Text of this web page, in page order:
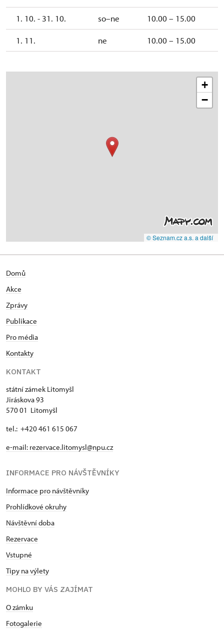
1. 10. - 31. 10. so–ne 10.00 – 15.00
1. 11. ne 10.00 – 15.00
+
−
© Seznam.cz a.s. a další
Domů
Akce
Zprávy
Publikace
Pro média
Kontakty
KONTAKT
státní zámek Litomyšl
Jiráskova 93
570 01 Litomyšl
tel.: +420 461 615 067
e-mail: rezervace.litomysl@npu.cz
INFORMACE PRO NÁVŠTĚVNÍKY
Informace pro návštěvníky
Prohlídkové okruhy
Návštěvní doba
Rezervace
Vstupné
Tipy na výlety
MOHLO BY VÁS ZAJÍMAT
O zámku
Fotogalerie